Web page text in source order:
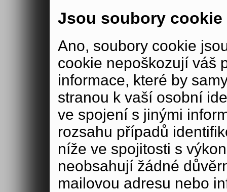
Jsou soubory cookie
Ano, soubory cookie
cookie nepoškozují váš
informace, které by
stranou k vaší osobní
ve spojení s jinými
rozsahu případů
níže ve spojitosti s
neobsahují žádné
mailovou adresu nebo